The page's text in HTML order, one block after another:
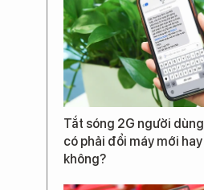
Tắt sóng 2G người dùng
có phải đổi máy mới hay
không?